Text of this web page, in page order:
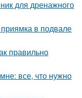
для дренажного
в подвале
правильно
все, что нужно